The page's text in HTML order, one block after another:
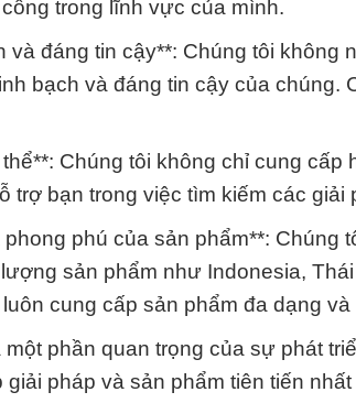
trong lĩnh vực của mình.
và đáng tin cậy**: Chúng tôi
bạch và đáng tin cậy của
Chúng tôi không chỉ cung
trợ bạn trong việc tìm kiếm các
phú của sản phẩm**: Chúng
sản phẩm như Indonesia,
cung cấp sản phẩm đa dạng
phần quan trọng của sự phát
pháp và sản phẩm tiên tiến